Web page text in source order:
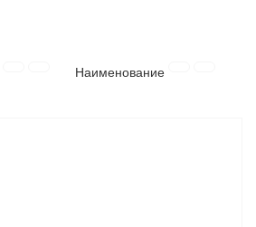
Наименование